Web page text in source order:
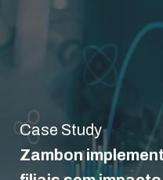
Case Study
Zambon